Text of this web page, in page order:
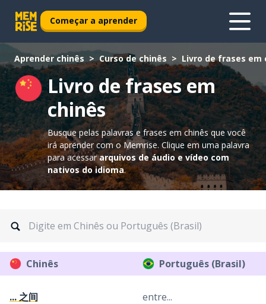
Começar a aprender
Aprender chinês Curso de chinês Livro de frases em
Livro de frases em
chinês
Busque pelas palavras e frases em chinês que você
irá aprender com o Memrise. Clique em uma palavra
para acessararquivos de áudio e vídeo com
nativos do idioma.
Chinês Português (Brasil)
... 之间 entre...